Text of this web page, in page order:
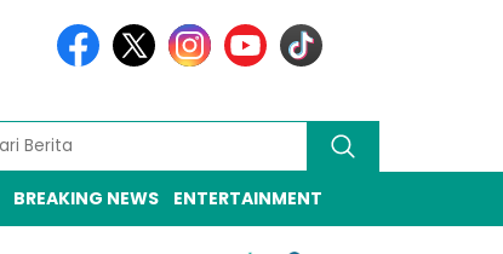
BREAKING NEWS ENTERTAINMENT